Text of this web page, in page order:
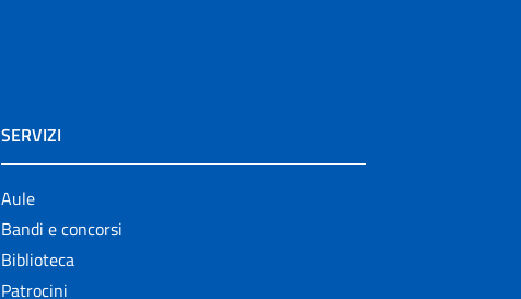
SERVIZI
Aule
Bandi e concorsi
Biblioteca
Patrocini